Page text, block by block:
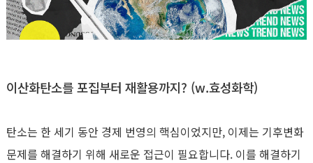
이산화탄소를 포집부터 재활용까지? (w.효성화학)
탄소는 한 세기 동안 경제 번영의 핵심이었지만, 이제는 기후변화
문제를 해결하기 위해 새로운 접근이 필요합니다. 이를 해결하기